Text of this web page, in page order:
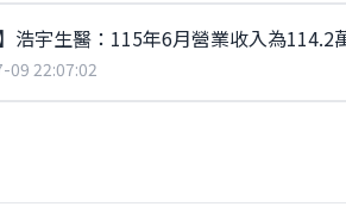
】浩宇生醫：115年6月營業收入為114.2
09 22:07:02